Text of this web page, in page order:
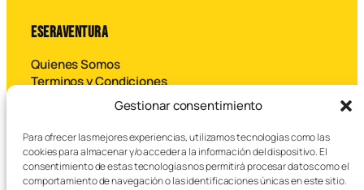
Gestionar consentimiento
Para ofrecer las mejores experiencias, utilizamos tecnologías como las
cookies para almacenar y/o acceder a la información del dispositivo. El
consentimiento de estas tecnologías nos permitirá procesar datos como el
comportamiento de navegación o las identificaciones únicas en este sitio.
ESERAVENTURA
Quienes Somos
Terminos y Condiciones
B
u
s